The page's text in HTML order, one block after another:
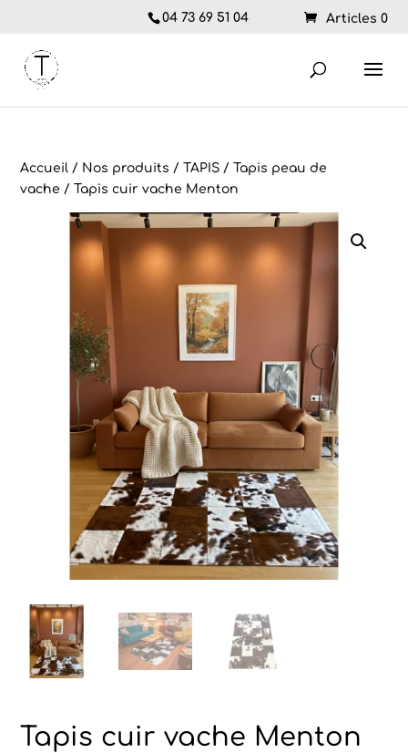
04 73 69 51 04 Articles 0
Accueil / Nos produits / TAPIS / Tapis peau de
vache / Tapis cuir vache Menton
Tapis cuir vache Menton